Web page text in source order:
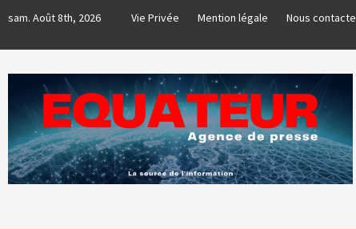
content
sam. Août 8th, 2026 Vie Privée Mention légale Nous